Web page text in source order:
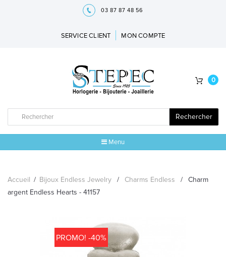
03 87 87 48 56
SERVICE CLIENT MON COMPTE
Rechercher
0
Menu
MARQUES
MONTRES
LES GEORGETTES
Accueil / Bijoux Endless Jewelry / Charms Endless /
Charm
argent Endless Hearts - 41157
PROMO! -40%